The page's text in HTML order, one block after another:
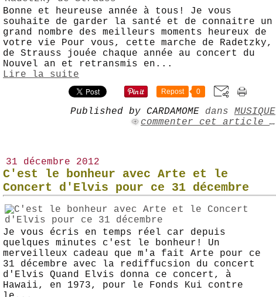
Bonne et heureuse année à tous! Je vous
souhaite de garder la santé et de connaitre un
grand nombre des meilleurs moments heureux de
votre vie Pour vous, cette marche de Radetzky,
de Strauss jouée chaque année au concert du
Nouvel an et retransmis en...
Lire la suite
Repost 0
Published by CARDAMOME dans MUSIQUE
commenter cet article …
31 décembre 2012
C'est le bonheur avec Arte et le
Concert d'Elvis pour ce 31 décembre
Je vous écris en temps réel car depuis
quelques minutes c'est le bonheur! Un
merveilleux cadeau que m'a fait Arte pour ce
31 décembre avec la rediffucsion du concert
d'Elvis Quand Elvis donna ce concert, à
Hawaii, en 1973, pour le Fonds Kui contre